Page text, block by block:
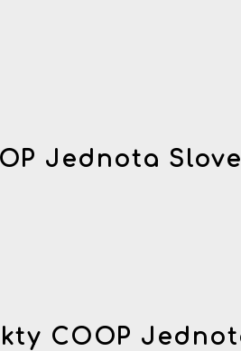
Jednota
COOP